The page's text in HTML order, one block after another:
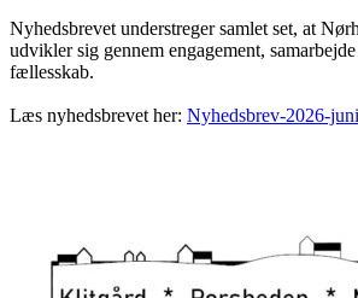
Nyhedsbrevet understreger samlet set, at
udvikler sig gennem engagement,
fællesskab.
Læs nyhedsbrevet her: Nyhedsbrev-2026-